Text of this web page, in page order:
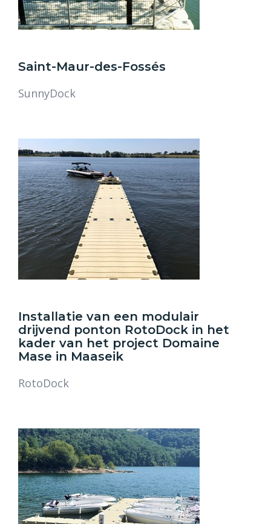
Saint-Maur-des-Fossés
SunnyDock
Installatie van een modulair
drijvend ponton RotoDock in het
kader van het project Domaine
Mase in Maaseik
RotoDock